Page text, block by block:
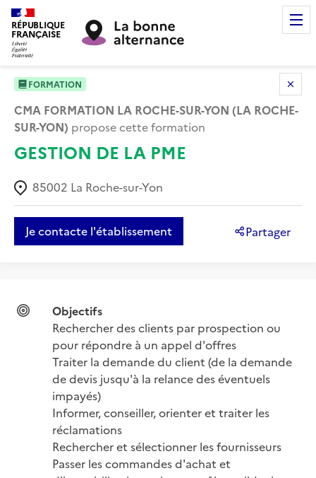
RÉPUBLIQUE
FRANÇAISE
FORMATION
CMA FORMATION LA ROCHE-SUR-YON (LA ROCHE-
SUR-YON) propose cette formation
GESTION DE LA PME
85002 La Roche-sur-Yon
Je contacte l'établissement Partager
Objectifs
Rechercher des clients par prospection ou
pour répondre à un appel d'offres
Traiter la demande du client (de la demande
de devis jusqu'à la relance des éventuels
impayés)
Informer, conseiller, orienter et traiter les
réclamations
Rechercher et sélectionner les fournisseurs
Passer les commandes d'achat et